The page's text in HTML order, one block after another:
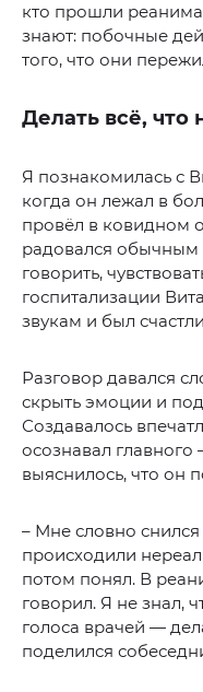
кто прошли
знают: побочные
того, что они
Делать всё, что
Я познакомилась с
когда он лежал в
провёл в ковидном
радовался обычным
говорить,
госпитализации
звукам и был
Разговор давался
скрыть эмоции и
Создавалось
осознавал
выяснилось, что он
– Мне словно
происходили
потом понял. В
говорил. Я не знал,
голоса врачей —
поделился